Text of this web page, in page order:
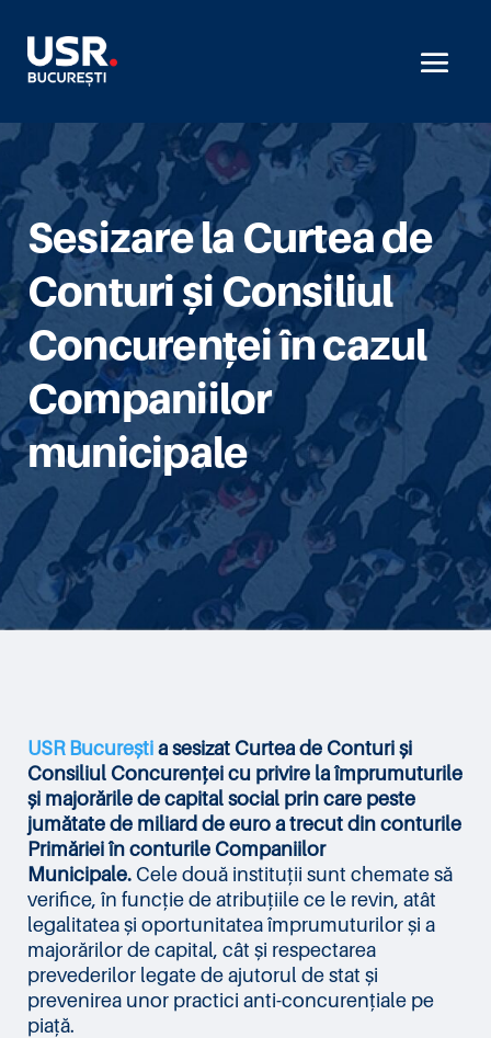
Sesizare la Curtea de
Conturi și Consiliul
Concurenței în cazul
Companiilor
municipale
USR Bucureștia sesizat Curtea de Conturi și
Consiliul Concurenței cu privire la împrumuturile
și majorările de capital social prin care peste
jumătate de miliard de euro a trecut din conturile
Primăriei în conturile Companiilor
Municipale.Cele două instituții sunt chemate să
verifice, în funcție de atribuțiile ce le revin, atât
legalitatea și oportunitatea împrumuturilor și a
majorărilor de capital, cât și respectarea
prevederilor legate de ajutorul de stat și
prevenirea unor practici anti-concurențiale pe
piață.